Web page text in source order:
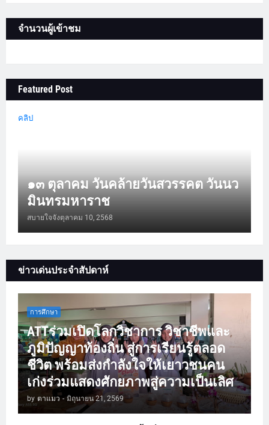
จำนวนผู้เข้าชม
Featured Post
คลิป
๑๓ ตุลาคม วันคล้ายวันสวรรคต วันนว
มินทรมหาราช
สบายใจจังตุลาคม 10, 2568
ข่าวเด่นประจำสัปดาห์
การศึกษา
ATTร่วมเปิดโลกวิชาการ วิชาชีพและ
ภูมิปัญญาท้องถิ่น สู่การเรียนรู้ตลอด
ชีวิต พร้อมส่งกำลังใจให้เยาวชนคน
เก่งร่วมแสดงศักยภาพสู่ความเป็นเลิศ
by ตาแมว - มิถุนายน 21, 2569